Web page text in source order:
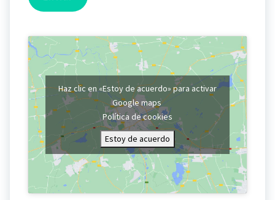
Haz clic en «Estoy de acuerdo» para activar
Google maps
Política de cookies
Estoy de acuerdo